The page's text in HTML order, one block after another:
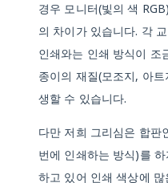
경우 모니터(빛의 색
의 차이가 있습니다. 각
인쇄와는 인쇄 방식이 조
종이의 재질(모조지, 아
생할 수 있습니다.
다만 저희 그리심은 합판
번에 인쇄하는 방식)를
하고 있어 인쇄 색상에